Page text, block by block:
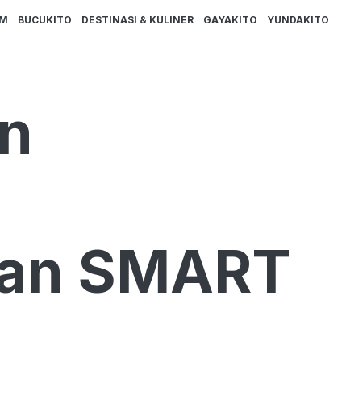
BUCUKITO DESTINASI & KULINER GAYAKITO YUNDAKITO
SMART